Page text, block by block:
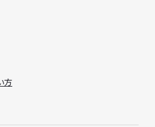
方